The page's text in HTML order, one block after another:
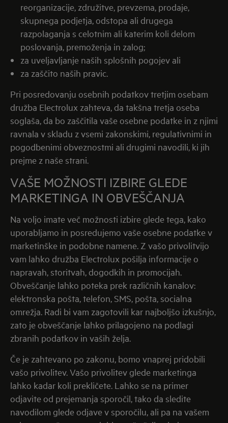
reorganizacije, združitve, prevzema, prodaje,
skupnega podjetja, odstopa ali drugega
razpolaganja s celotnim ali katerim koli delom
poslovanja, premoženja in zalog;
za uveljavljanje naših splošnih pogojev ali
za zaščito naših pravic.
Pri posredovanju osebnih podatkov tretjim osebam
družba Electrolux zahteva, da takšna tretja oseba
soglaša, da bo zaščitila vaše osebne podatke in z njimi
ravnala v skladu z vsemi zakonskimi, regulativnimi in
pogodbenimi obveznostmi ali drugimi navodili, ki jih
prejme z naše strani.
VAŠE MOŽNOSTI IZBIRE GLEDE
MARKETINGA IN OBVEŠČANJA
Na voljo imate več možnosti izbire glede tega, kako
uporabljamo in posredujemo vaše osebne podatke v
marketinške in podobne namene. Z vašo privolitvijo
vam lahko družba Electrolux pošilja informacije o
napravah, storitvah, dogodkih in promocijah.
Obveščanje lahko poteka prek različnih kanalov:
elektronska pošta, telefon, SMS, pošta, socialna
omrežja. Radi bi vam zagotovili kar najboljšo izkušnjo,
zato je obveščanje lahko prilagojeno na podlagi
zbranih podatkov in vaših želja.
Če je zahtevano po zakonu, bomo vnaprej pridobili
vašo privolitev. Vašo privolitev glede marketinga
lahko kadar koli prekličete. Lahko se na primer
odjavite od prejemanja sporočil, tako da sledite
navodilom glede odjave v sporočilu, ali pa na vašem